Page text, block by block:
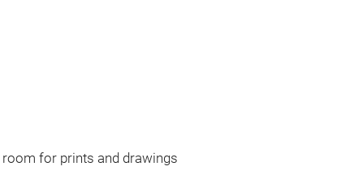
for prints and drawings